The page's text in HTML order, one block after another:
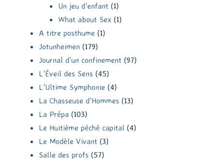
Un jeu d'enfant (1)
What about Sex (1)
A titre posthume (1)
Jotunheimen (179)
Journal d'un confinement (97)
L'Éveil des Sens (45)
L'Ultime Symphonie (4)
La Chasseuse d'Hommes (13)
La Prépa (103)
Le Huitième péché capital (4)
Le Modèle Vivant (3)
Salle des profs (57)